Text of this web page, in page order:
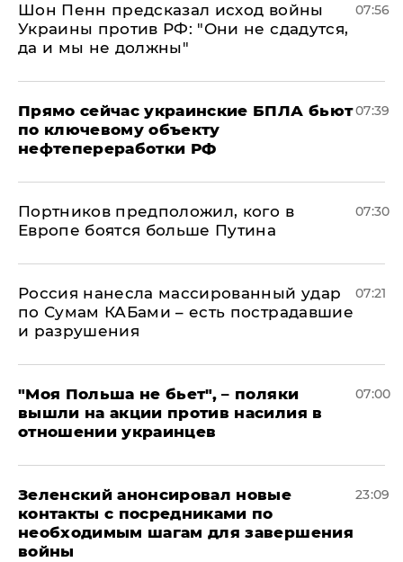
Шон Пенн предсказал исход войны
Украины против РФ: "Они не сдадутся,
да и мы не должны"
07:56
Прямо сейчас украинские БПЛА бьют
по ключевому объекту
нефтепереработки РФ
07:39
Портников предположил, кого в
Европе боятся больше Путина
07:30
Россия нанесла массированный удар
по Сумам КАБами – есть пострадавшие
и разрушения
07:21
"Моя Польша не бьет", – поляки
вышли на акции против насилия в
отношении украинцев
07:00
Зеленский анонсировал новые
контакты с посредниками по
необходимым шагам для завершения
войны
23:09